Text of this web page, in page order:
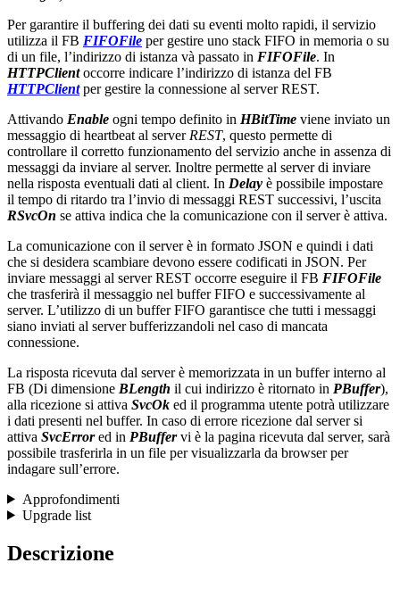
Per garantire il buffering dei dati su eventi molto rapidi, il servizio
utilizza il FB FIFOFile per gestire uno stack FIFO in memoria o su
di un file, l’indirizzo di istanza và passato in FIFOFile. In
HTTPClientoccorre indicare l’indirizzo di istanza del FB
HTTPClientper gestire la connessione al server REST.
Attivando Enable ogni tempo definito in HBitTime viene inviato un
messaggio di heartbeat al server REST, questo permette di
controllare il corretto funzionamento del servizio anche in assenza di
messaggi da inviare al server. Inoltre permette al server di inviare
nella risposta eventuali dati al client. In Delay è possibile impostare
il tempo di ritardo tra l’invio di messaggi REST successivi, l’uscita
RSvcOn se attiva indica che la comunicazione con il server è attiva.
La comunicazione con il server è in formato JSON e quindi i dati
che si desidera scambiare devono essere codificati in JSON. Per
inviare messaggi al server REST occorre eseguire il FB FIFOFile
che trasferirà il messaggio nel buffer FIFO e successivamente al
server. L’utilizzo di un buffer FIFO garantisce che tutti i messaggi
siano inviati al server bufferizzandoli nel caso di mancata
connessione.
La risposta ricevuta dal server è memorizzata in un buffer interno al
FB (Di dimensione BLength il cui indirizzo è ritornato in PBuffer),
alla ricezione si attiva SvcOk ed il programma utente potrà utilizzare
i dati presenti nel buffer. In caso di errore ricezione dal server si
attiva SvcErrored in PBuffervi è la pagina ricevuta dal server, sarà
possibile trasferirla in un file per visualizzarla da browser per
indagare sull’errore.
Approfondimenti
Upgrade list
Descrizione